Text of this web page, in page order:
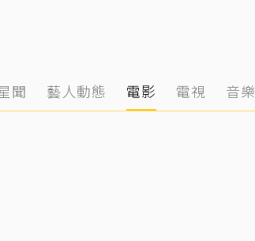
聞 藝人動態 電影 電視 音樂